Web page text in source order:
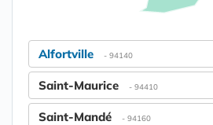
Alfortville - 94140
Saint-Maurice - 94410
Saint-Mandé - 94160